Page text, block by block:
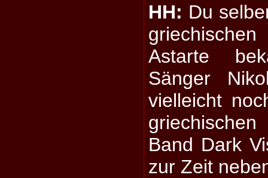
HH: Du
Astarte
Sänger
vielleicht
Band Dark
zur Zeit